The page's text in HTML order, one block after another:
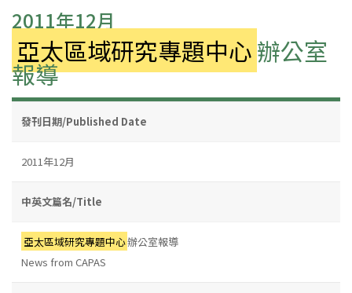
2011年12月
亞太區域研究專題中心辦公室
報導
發刊日期/Published Date
2011年12月
中英文篇名/Title
亞太區域研究專題中心辦公室報導
News from CAPAS